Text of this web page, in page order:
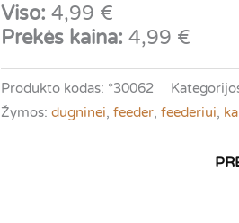
Baltic
Range
-
Karšis
Viso: 4,99 €
Prekės kaina: 4,99 €
Produkto kodas: *30062
Žymos: dugninei feeder, feederiui